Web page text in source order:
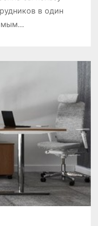
в один